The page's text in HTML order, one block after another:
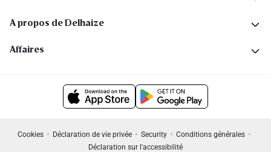
A propos de Delhaize
Affaires
Cookies Déclaration de vie privée Security
Conditions générales
Déclaration sur l'accessibilité